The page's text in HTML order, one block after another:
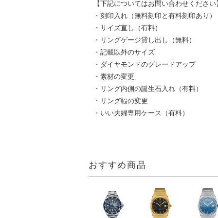
【下記についてはお問い合わせください
・刻印入れ（無料刻印と有料刻印あり）
・サイズ直し（有料）
・リングゲージ貸し出し（無料）
・記載以外のサイズ
・ダイヤモンドのグレードアップ
・素材の変更
・リング内側の誕生石入れ（有料）
・リング幅の変更
・いい夫婦専用ケース（有料）
おすすめ商品